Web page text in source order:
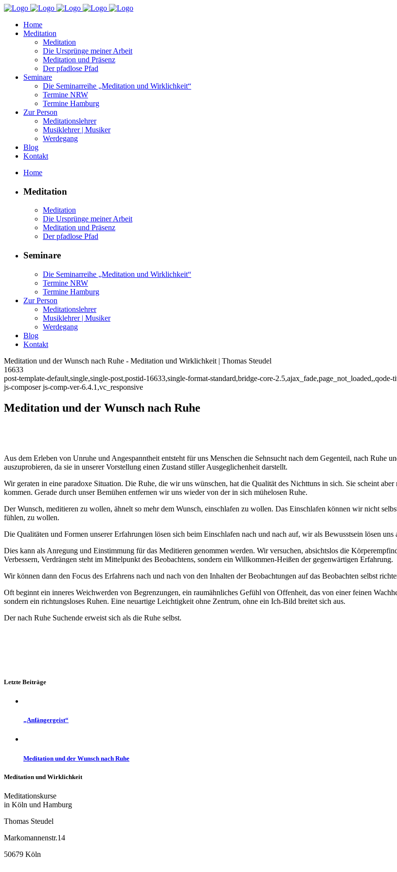
Home
Meditation
Meditation
Die Ursprünge meiner Arbeit
Meditation und Präsenz
Der pfadlose Pfad
Seminare
Die Seminarreihe „Meditation und Wirklichkeit“
Termine NRW
Termine Hamburg
Zur Person
Meditationslehrer
Musiklehrer | Musiker
Werdegang
Blog
Kontakt
Home
Meditation
Meditation
Die Ursprünge meiner Arbeit
Meditation und Präsenz
Der pfadlose Pfad
Seminare
Die Seminarreihe „Meditation und Wirklichkeit“
Termine NRW
Termine Hamburg
Zur Person
Meditationslehrer
Musiklehrer | Musiker
Werdegang
Blog
Kontakt
Meditation und der Wunsch nach Ruhe - Meditation und Wirklichkeit | Thomas Steudel
16633
post-template-default,single,single-post,postid-16633,single-format-standard,bridge-core-
js-composer js-comp-ver-6.4.1,vc_responsive
Meditation und der Wunsch nach Ruhe
Aus dem Erleben von Unruhe und Angespanntheit entsteht für uns Menschen die Sehnsucht nach dem Gegenteil, nach Ruhe
auszuprobieren, da sie in unserer Vorstellung einen Zustand stiller Ausgeglichenheit darstellt.
Wir geraten in eine paradoxe Situation. Die Ruhe, die wir uns wünschen, hat die Qualität des Nichttuns in sich. Sie scheint
kommen. Gerade durch unser Bemühen entfernen wir uns wieder von der in sich mühelosen Ruhe.
Der Wunsch, meditieren zu wollen, ähnelt so mehr dem Wunsch, einschlafen zu wollen. Das Einschlafen können wir nicht
fühlen, zu wollen.
Die Qualitäten und Formen unserer Erfahrungen lösen sich beim Einschlafen nach und nach auf, wir als Bewusstsein lösen uns
Dies kann als Anregung und Einstimmung für das Meditieren genommen werden. Wir versuchen, absichtslos die
Verbessern, Verdrängen steht im Mittelpunkt des Beobachtens, sondern ein Willkommen-Heißen der gegenwärtigen Erfahrung.
Wir können dann den Focus des Erfahrens nach und nach von den Inhalten der Beobachtungen auf das Beobachten selbst
Oft beginnt ein inneres Weichwerden von Begrenzungen, ein raumähnliches Gefühl von Offenheit, das von einer feinen
sondern ein richtungsloses Ruhen. Eine neuartige Leichtigkeit ohne Zentrum, ohne ein Ich-Bild breitet sich aus.
Der nach Ruhe Suchende erweist sich als die Ruhe selbst.
Letzte Beiträge
„Anfängergeist“
Meditation und der Wunsch nach Ruhe
Meditation und Wirklichkeit
Meditationskurse
in Köln und Hamburg
Thomas Steudel
Markomannenstr.14
50679 Köln